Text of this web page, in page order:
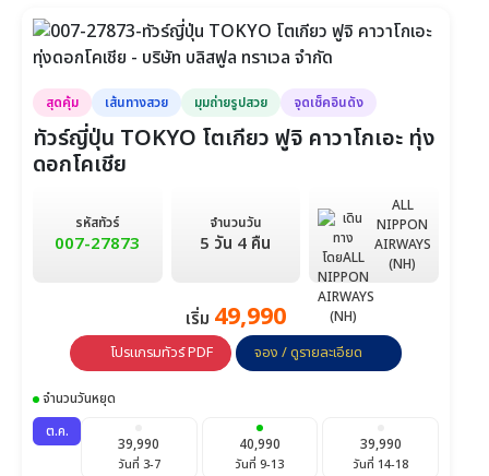
สุดคุ้ม เส้นทางสวย มุมถ่ายรูปสวย จุดเช็คอินดัง
ทัวร์ญี่ปุ่น TOKYO โตเกียว ฟูจิ คาวาโกเอะ ทุ่ง
ดอกโคเชีย
รหัสทัวร์
007-27873
จำนวนวัน
5 วัน 4 คืน
ALL
NIPPON
AIRWAYS
(NH)
เริ่ม 49,990
โปรแกรมทัวร์ PDF จอง / ดูรายละเอียด
จำนวนวันหยุด
ต.ค.
39,990
วันที่ 3-7
40,990
วันที่ 9-13
39,990
วันที่ 14-18